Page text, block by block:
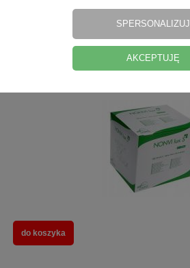
powiadom o dostępności
do koszyka
SPERSONALIZUJ
AKCEPTUJĘ